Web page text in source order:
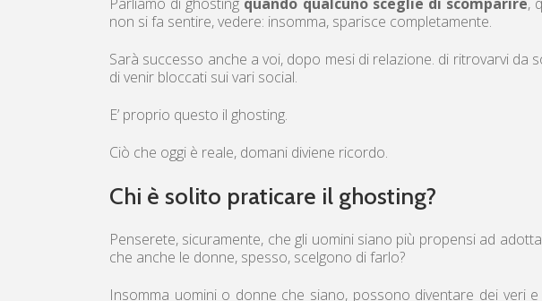
non si fa sentire, vedere: insomma, sparisce completamente.
Sarà successo anche a voi, dopo mesi di relazione. di ritrovarvi da
di venir bloccati sui vari social.
E’ proprio questo il ghosting.
Ciò che oggi è reale, domani diviene ricordo.
Chi è solito praticare il ghosting?
Penserete, sicuramente, che gli uomini siano più propensi ad
che anche le donne, spesso, scelgono di farlo?
Insomma uomini o donne che siano, possono diventare dei veri